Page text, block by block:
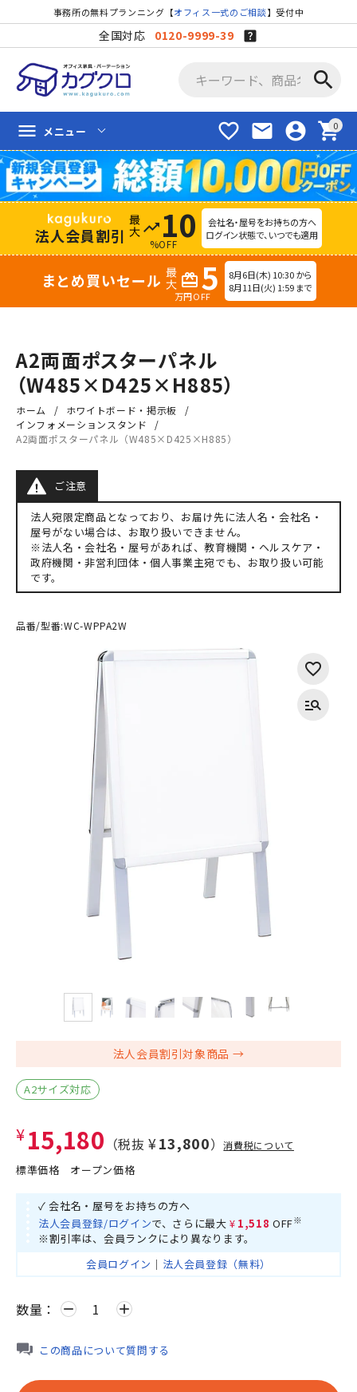
事務所の無料プランニング【オフィス一式のご相談】受付中
全国対応 0120-9999-39
search
favorite_border mail account_circle shopping_cart
menu メニュー
法人会員割引 trending_up 10
%OFF
会社名・屋号をお持ちの方へ
ログイン状態で、いつでも適用
まとめ買いセール redeem 5
万円OFF
8月6日(木) 10:30 から
8月11日(火) 1:59 まで
A2両面ポスターパネル
（W485×D425×H885）
ホーム
ホワイトボード・掲示板
インフォメーションスタンド
A2両面ポスターパネル（W485×D425×H885）
ご注意
法人宛限定商品となっており、お届け先に法人名・会社名・
屋号がない場合は、お取り扱いできません。
※法人名・会社名・屋号があれば、教育機関・ヘルスケア・
政府機関・非営利団体・個人事業主宛でも、お取り扱い可能
です。
品番/型番:WC-WPPA2W
法人会員割引対象商品
A2サイズ対応
¥15,180 （税抜 ¥13,800）消費税について
標準価格 オープン価格
✓ 会社名・屋号をお持ちの方へ
法人会員登録/ログインで、さらに最大 ¥1,518 OFF※
※割引率は、会員ランクにより異なります。
会員ログイン ｜ 法人会員登録（無料）
数量： remove add
この商品について質問する